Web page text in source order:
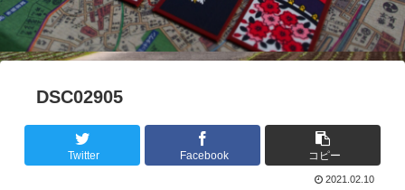
DSC02905
Twitter Facebook コピー
2021.02.10